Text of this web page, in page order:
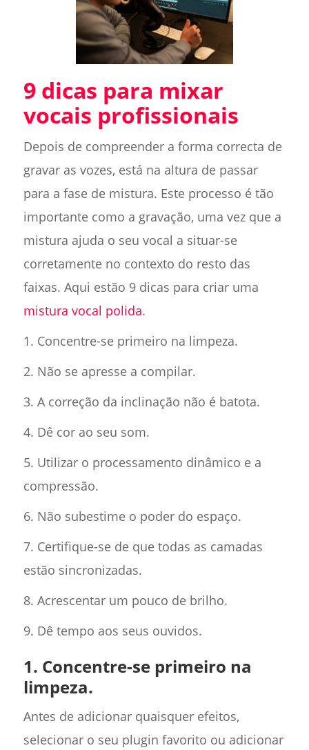
9 dicas para mixar
vocais profissionais
Depois de compreender a forma correcta de
gravar as vozes, está na altura de passar
para a fase de mistura. Este processo é tão
importante como a gravação, uma vez que a
mistura ajuda o seu vocal a situar-se
corretamente no contexto do resto das
faixas. Aqui estão 9 dicas para criar uma
mistura vocal polida.
1. Concentre-se primeiro na limpeza.
2. Não se apresse a compilar.
3. A correção da inclinação não é batota.
4. Dê cor ao seu som.
5. Utilizar o processamento dinâmico e a
compressão.
6. Não subestime o poder do espaço.
7. Certifique-se de que todas as camadas
estão sincronizadas.
8. Acrescentar um pouco de brilho.
9. Dê tempo aos seus ouvidos.
1. Concentre-se primeiro na
limpeza.
Antes de adicionar quaisquer efeitos,
selecionar o seu plugin favorito ou adicionar